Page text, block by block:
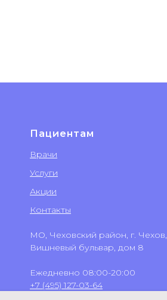
Пациентам
Врачи
Услуги
Акции
Контакты
МО, Чеховский район, г. Чехов,
Вишневый бульвар, дом 8
Ежедневно 08:00-20:00
+7 (495) 127-03-64